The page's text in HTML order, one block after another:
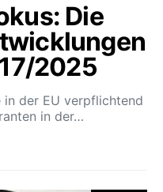
Die
2025
der EU verpflichtend
in der…